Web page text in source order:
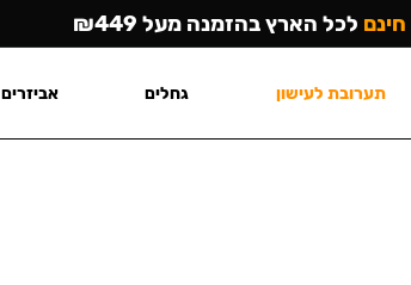
חינם לכל הארץ בהזמנה מעל ₪449
תערובת לעישון גחלים אביזרים